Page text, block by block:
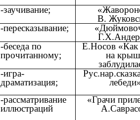
-заучивание;
В.
-пересказывание;
-беседа по
прочитанному;
Е.Носов «Как
на
-игра-
драматизация;
-рассматривание
иллюстраций
«Грачи